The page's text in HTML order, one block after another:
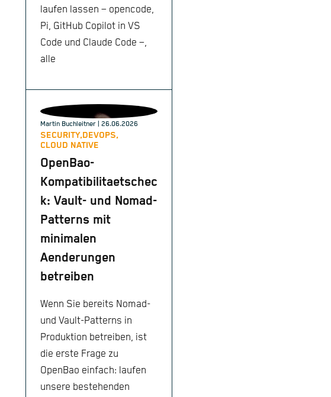
and return its contents"
laufen lassen – opencode,
Pi, GitHub Copilot in VS
Code und Claude Code –,
alle
Martin Buchleitner | 26.06.2026
SECURITY,DEVOPS,
CLOUD NATIVE
OpenBao-
Kompatibilitaetschec
k: Vault- und Nomad-
Patterns mit
minimalen
Aenderungen
betreiben
Wenn Sie bereits Nomad-
und Vault-Patterns in
Produktion betreiben, ist
die erste Frage zu
OpenBao einfach: laufen
unsere bestehenden